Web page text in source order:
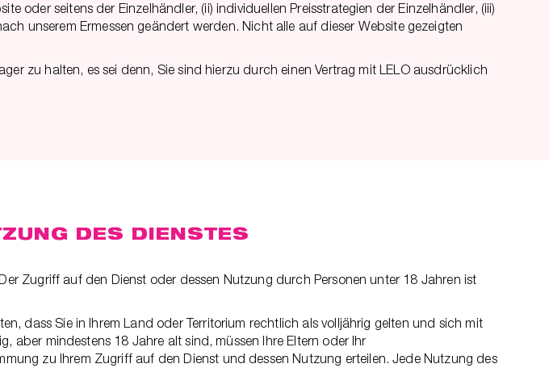
oder seitens der Einzelhändler, (ii) individuellen Preisstrategien der Einzelhändler, (iii)
unserem Ermessen geändert werden. Nicht alle auf dieser Website gezeigten
zu halten, es sei denn, Sie sind hierzu durch einen Vertrag mit LELO ausdrücklich
DES DIENSTES
Zugriff auf den Dienst oder dessen Nutzung durch Personen unter 18 Jahren ist
dass Sie in Ihrem Land oder Territorium rechtlich als volljährig gelten und sich mit
aber mindestens 18 Jahre alt sind, müssen Ihre Eltern oder Ihr
zu Ihrem Zugriff auf den Dienst und dessen Nutzung erteilen. Jede Nutzung des